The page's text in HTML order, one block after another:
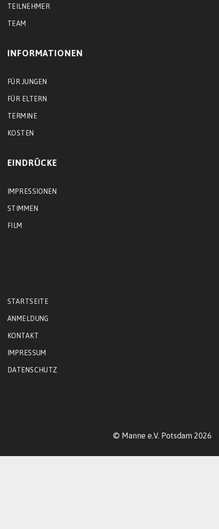
TEILNEHMER
TEAM
INFORMATIONEN
FÜR JUNGEN
FÜR ELTERN
TERMINE
KOSTEN
EINDRÜCKE
IMPRESSIONEN
STIMMEN
FILM
STARTSEITE
ANMELDUNG
KONTAKT
IMPRESSUM
DATENSCHUTZ
© Manne e.V. Potsdam 2026